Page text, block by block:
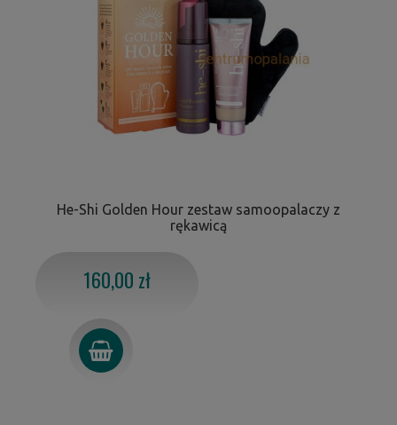
He-Shi Golden Hour zestaw samoopalaczy z
rękawicą
160,00 zł